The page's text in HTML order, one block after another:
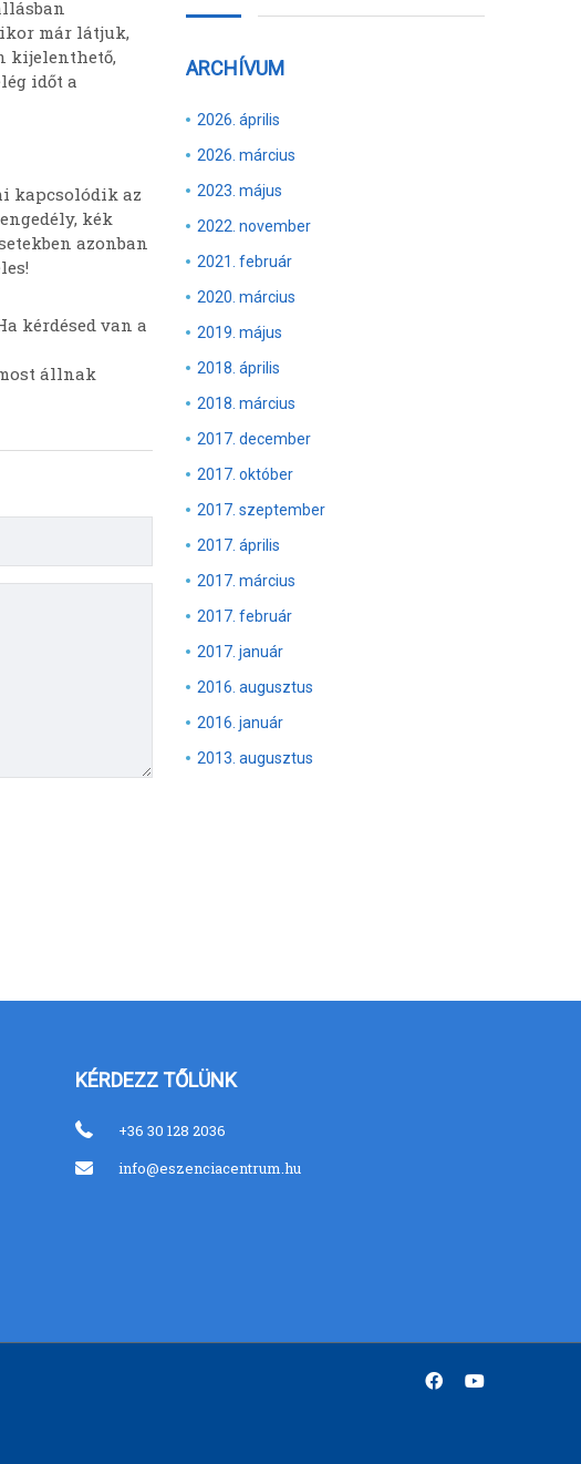
már látjuk,
kijelenthető,
időt a
kapcsolódik az
kék
azonban
kérdésed van a
állnak
ARCHÍVUM
2026. április
2026. március
2023. május
2022. november
2021. február
2020. március
2019. május
2018. április
2018. március
2017. december
2017. október
2017. szeptember
2017. április
2017. március
2017. február
2017. január
2016. augusztus
2016. január
2013. augusztus
KÉRDEZZ TŐLÜNK
+36 30 128 2036
info@eszenciacentrum.hu